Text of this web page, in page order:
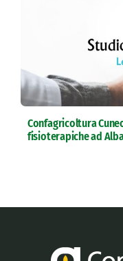
Confagricoltura
fisioterapiche ad